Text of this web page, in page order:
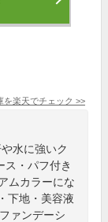
を楽天でチェック >>
水に強いク
ス・パフ付き
ムカラーにな
下地・美容液
ァンデーシ